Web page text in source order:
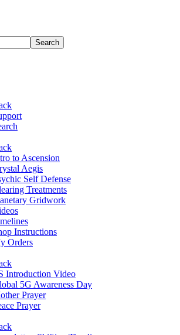
Search
to Ascension
Aegis
Self Defense
Treatments
Gridwork
Instructions
Orders
Introduction Video
5G Awareness Day
Prayer
Prayer